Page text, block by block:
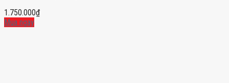
1.750.000₫
Mua ngay